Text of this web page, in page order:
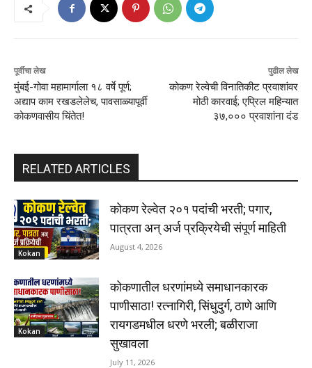
पूर्वीचा लेख
मुंबई-गोवा महामार्गाला १८ वर्षे पूर्ण;
अद्याप काम रखडलेलेच, पावसाळ्यापूर्वी
कोकणवासीय चिंतेत!
पुढील लेख
कोकण रेल्वेची विनातिकीट प्रवाशांवर
मोठी कारवाई; एप्रिल महिन्यात
३७,००० प्रवाशांना दंड
RELATED ARTICLES
Kokan
कोकण रेल्वेत २०१ पदांची भरती; पगार,
पात्रता अन् अर्ज प्रक्रियेची संपूर्ण माहिती
August 4, 2026
Kokan
कोकणातील धरणांमध्ये समाधानकारक
पाणीसाठा! रत्नागिरी, सिंधुदुर्ग, ठाणे आणि
रायगडमधील धरणे भरली; बळीराजा
सुखावला
July 11, 2026